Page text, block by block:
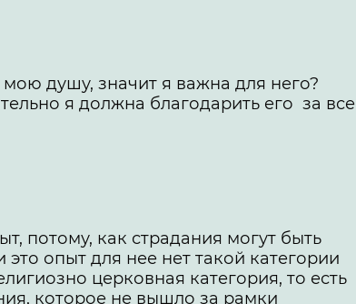
душу, значит я важна для него?
я должна благодарить его за все
потому, как страдания могут быть
опыт для нее нет такой категории
церковная категория, то есть
которое не вышло за рамки